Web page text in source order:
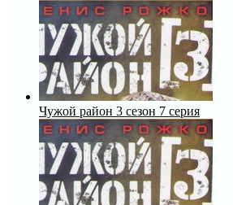
Чужой район 3 сезон 7 серия